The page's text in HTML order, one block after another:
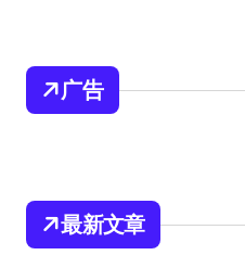
广告
最新文章